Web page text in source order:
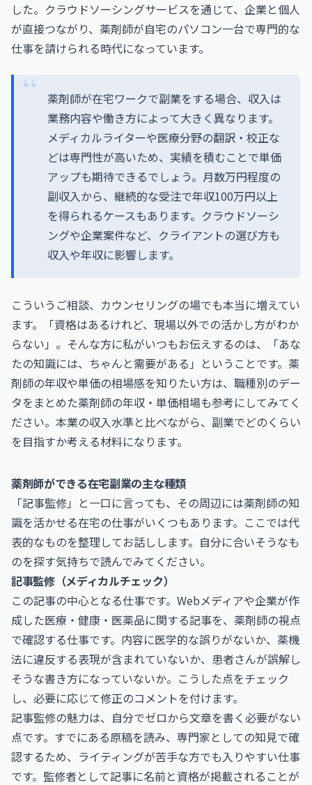
した。クラウドソーシングサービスを通じて、企業と個人
が直接つながり、薬剤師が自宅のパソコン一台で専門的な
仕事を請けられる時代になっています。
薬剤師が在宅ワークで副業をする場合、収入は
業務内容や働き方によって大きく異なります。
メディカルライターや医療分野の翻訳・校正な
どは専門性が高いため、実績を積むことで単価
アップも期待できるでしょう。月数万円程度の
副収入から、継続的な受注で年収100万円以上
を得られるケースもあります。クラウドソーシ
ングや企業案件など、クライアントの選び方も
収入や年収に影響します。
こういうご相談、カウンセリングの場でも本当に増えてい
ます。「資格はあるけれど、現場以外での活かし方がわか
らない」。そんな方に私がいつもお伝えするのは、「あな
たの知識には、ちゃんと需要がある」ということです。薬
剤師の年収や単価の相場感を知りたい方は、職種別のデー
タをまとめた薬剤師の年収・単価相場も参考にしてみてく
ださい。本業の収入水準と比べながら、副業でどのくらい
を目指すか考える材料になります。
薬剤師ができる在宅副業の主な種類
「記事監修」と一口に言っても、その周辺には薬剤師の知
識を活かせる在宅の仕事がいくつもあります。ここでは代
表的なものを整理してお話しします。自分に合いそうなも
のを探す気持ちで読んでみてください。
記事監修（メディカルチェック）
この記事の中心となる仕事です。Webメディアや企業が作
成した医療・健康・医薬品に関する記事を、薬剤師の視点
で確認する仕事です。内容に医学的な誤りがないか、薬機
法に違反する表現が含まれていないか、患者さんが誤解し
そうな書き方になっていないか。こうした点をチェック
し、必要に応じて修正のコメントを付けます。
記事監修の魅力は、自分でゼロから文章を書く必要がない
点です。すでにある原稿を読み、専門家としての知見で確
認するため、ライティングが苦手な方でも入りやすい仕事
です。監修者として記事に名前と資格が掲載されることが